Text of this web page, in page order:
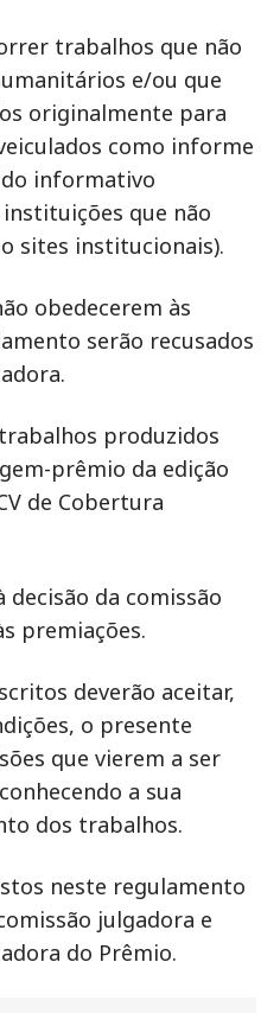
trabalhos que não
e/ou que
originalmente para
como informe
informativo
que não
sites institucionais).
obedecerem às
serão recusados
produzidos
prêmio da edição
de Cobertura
da comissão
premiações.
deverão aceitar,
o presente
que vierem a ser
a sua
dos trabalhos.
neste regulamento
julgadora e
do Prêmio.